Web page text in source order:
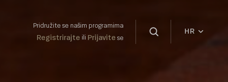
Pridružite se našim programima
Registrirajte ili Prijavite se
HR